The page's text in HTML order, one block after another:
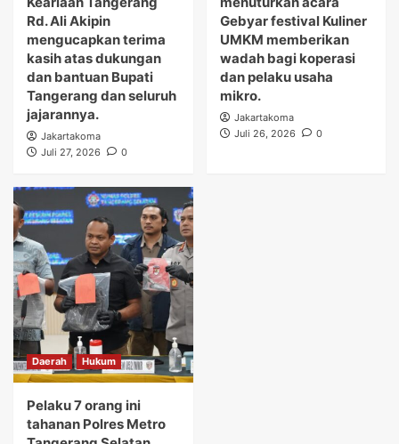
Rd. Ali Akipin
mengucapkan terima
kasih atas dukungan
dan bantuan Bupati
Tangerang dan seluruh
jajarannya.
Jakartakoma
Juli 27, 2026
0
Gebyar festival Kuliner
UMKM memberikan
wadah bagi koperasi
dan pelaku usaha
mikro.
Jakartakoma
Juli 26, 2026
0
Daerah Hukum
Pelaku 7 orang ini
tahanan Polres Metro